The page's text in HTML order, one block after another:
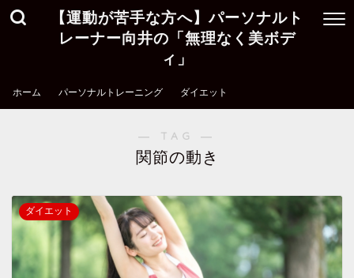
【運動が苦手な方へ】パーソナルト
レーナー向井の「無理なく美ボデ
ィ」
ホーム パーソナルトレーニング ダイエット
― TAG ―
関節の動き
ダイエット